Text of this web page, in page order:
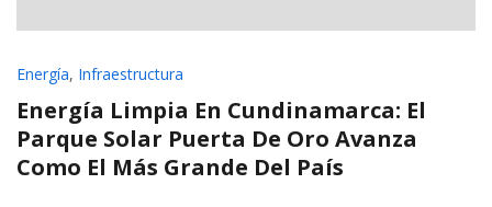
Energía, Infraestructura
Energía Limpia En Cundinamarca: El
Parque Solar Puerta De Oro Avanza
Como El Más Grande Del País